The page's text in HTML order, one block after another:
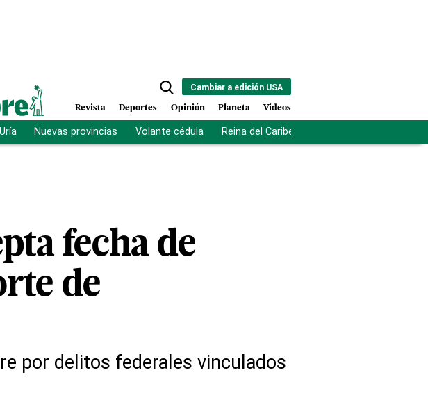
Cambiar a edición USA
Revista Deportes Opinión Planeta Videos
Nuevas provincias Volante cédula Reina del Caribe
fecha de
de
por delitos federales vinculados